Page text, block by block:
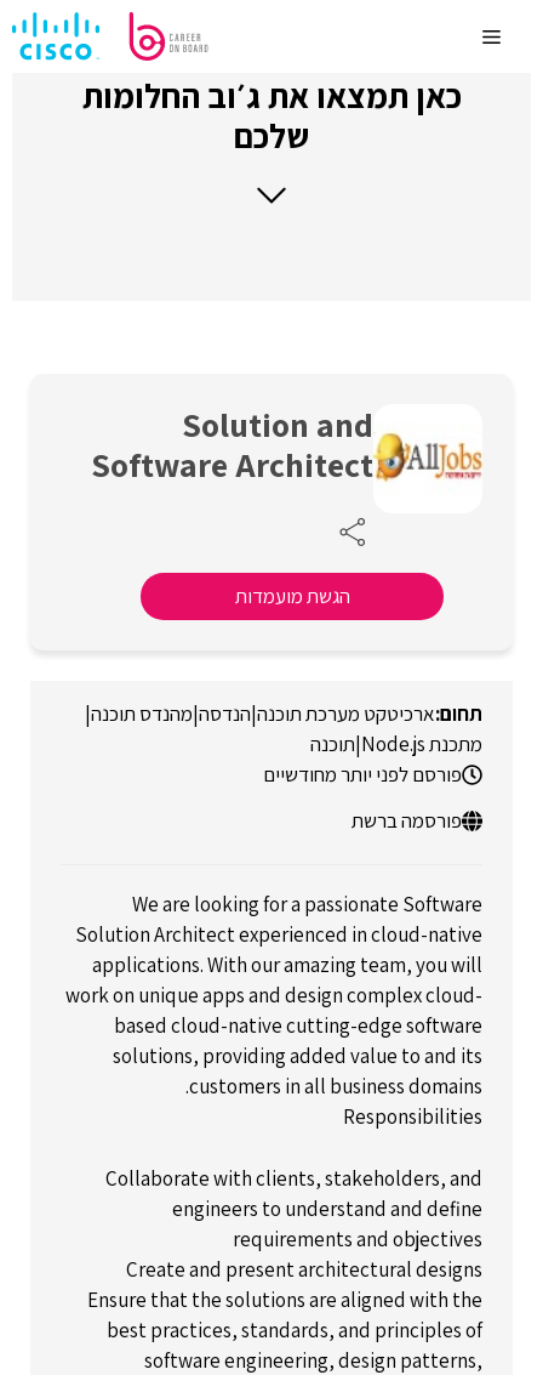
לתוכןMenu
כאן תמצאו את ג׳וב החלומות
שלכם
Solution and
Software Architect
הגשת מועמדות
ארכיטקט מערכת תוכנה|הנדסה|מהנדס תוכנה|
מתכנת Node.js
|תוכנה
פורסם לפני יותר מחודשיים
פורסמה ברשת
We are looking for a passionate Software
Solution Architect experienced in cloud-native
applications. With our amazing team, you will
work on unique apps and design complex cloud-
based cloud-native cutting-edge software
solutions, providing added value to and its
customers in all business domains.
Responsibilities
Collaborate with clients, stakeholders, and
engineers to understand and define
requirements and objectives
Create and present architectural designs
Ensure that the solutions are aligned with the
best practices, standards, and principles of
software engineering, design patterns,